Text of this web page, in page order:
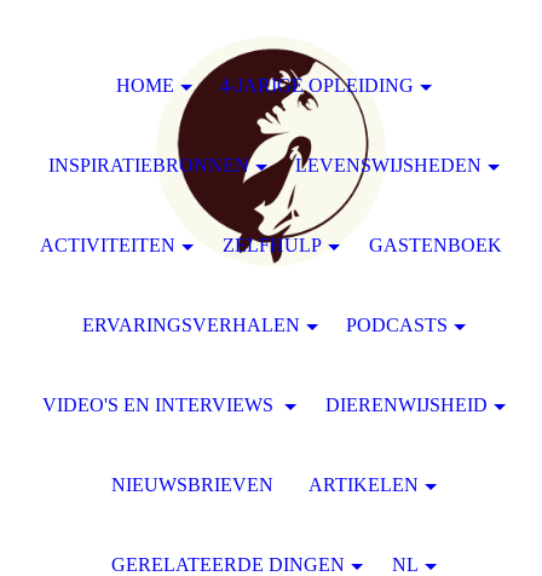
HOME 4-JARIGE OPLEIDING
INSPIRATIEBRONNEN LEVENSWIJSHEDEN
ACTIVITEITEN ZELFHULP GASTENBOEK
ERVARINGSVERHALEN PODCASTS
VIDEO'S EN INTERVIEWS DIERENWIJSHEID
NIEUWSBRIEVEN ARTIKELEN
GERELATEERDE DINGEN NL